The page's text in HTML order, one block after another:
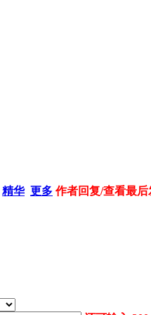
精华 更多 作者回复/查看最后